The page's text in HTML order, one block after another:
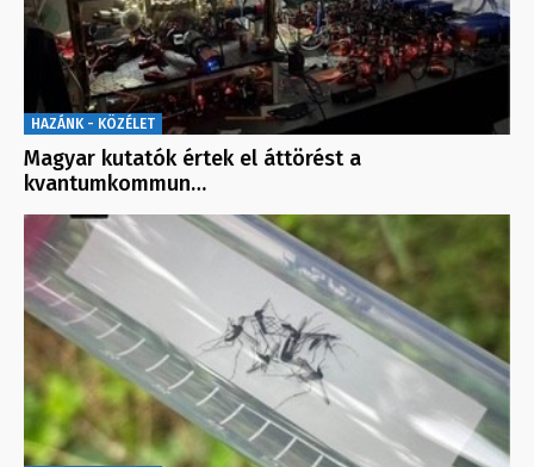
HAZÁNK - KÖZÉLET
Magyar kutatók értek el áttörést a
kvantumkommun…